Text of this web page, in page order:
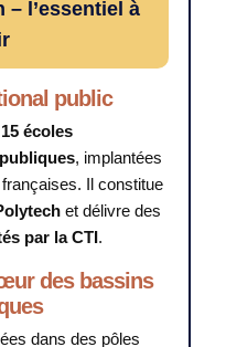
– l’essentiel à
public
15 écoles
, implantées
Il constitue
et délivre des
par la CTI.
des bassins
dans des pôles